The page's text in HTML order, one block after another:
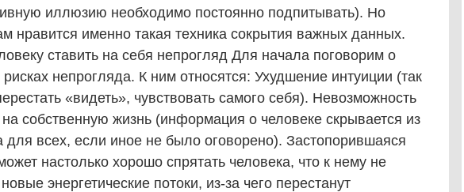
иллюзию необходимо постоянно подпитывать). Но
нравится именно такая техника сокрытия важных данных.
ставить на себя непрогляд Для начала поговорим о
непрогляда. К ним относятся: Ухудшение интуиции (так
«видеть», чувствовать самого себя). Невозможность
собственную жизнь (информация о человеке скрывается из
для всех, если иное не было оговорено). Застопорившаяся
настолько хорошо спрятать человека, что к нему не
энергетические потоки, из-за чего перестанут